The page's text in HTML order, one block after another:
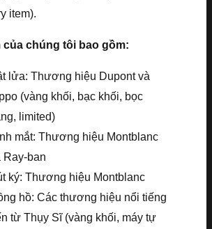
item).
của chúng tôi bao gồm:
lửa: Thương hiệu Dupont và
(vàng khối, bạc khối, bọc
limited)
mắt: Thương hiệu Montblanc
Ray-ban
ký: Thương hiệu Montblanc
hồ: Các thương hiệu nổi tiếng
từ Thụy Sĩ (vàng khối, máy tự